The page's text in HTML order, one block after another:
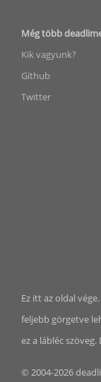
Még több
Kik vagyunk?
Github
Twitter
Ez itt az oldal
feljebb görgetve
ez a lábléc
© 2004-2026